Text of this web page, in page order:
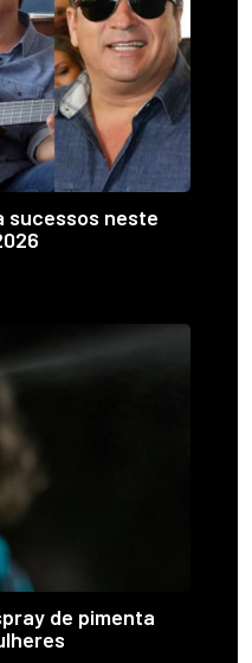
sucessos neste
de pimenta